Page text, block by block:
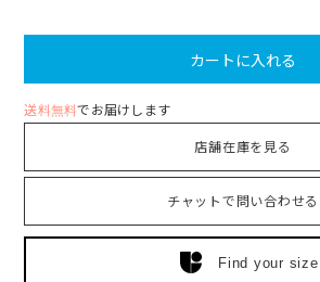
カートに入れる
送料無料でお届けします
店舗在庫を見る
チャットで問い合わせる
Find your size